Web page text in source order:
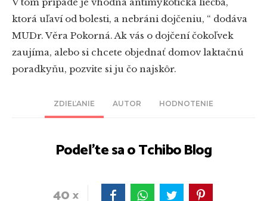
ZDIEĽANIE AUTOR HODNOTENIE
Podeľte sa o Tchibo Blog
40
ktorá uľaví od bolesti, a nebráni dojčeniu, “ dodáva
MUDr. Věra Pokorná. Ak vás o dojčení čokoľvek
zaujíma, alebo si chcete objednať domov laktačnú
poradkyňu, pozvite si ju čo najskôr.